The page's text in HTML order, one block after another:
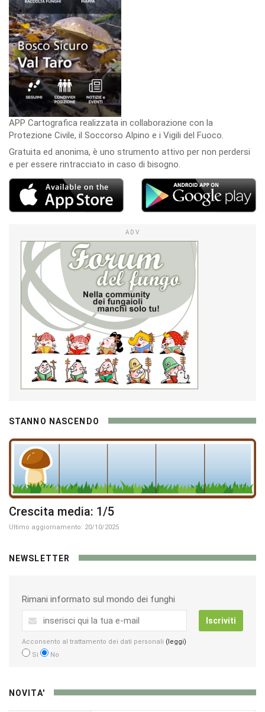
APP Cartografica realizzata in collaborazione con la
Protezione Civile, il Soccorso Alpino e i Vigili del Fuoco.
Gratuita ed anonima, è uno strumento attivo per non perdersi
e per essere rintracciato in caso di bisogno.
ADV
STANNO NASCENDO
Crescita media: 1/5
Ultimo aggiornamento: 20/10/2025
NEWSLETTER
Rimani informato sul mondo dei funghi
Iscriviti
Acconsento al trattamento dei dati personali (leggi)
Si
No
NOVITA'